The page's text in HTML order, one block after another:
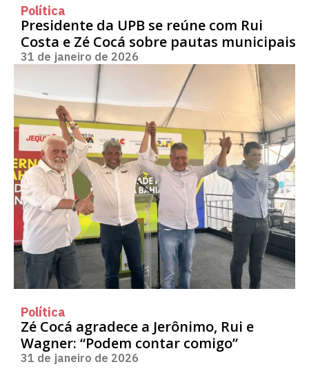
Política
Presidente da UPB se reúne com Rui
Costa e Zé Cocá sobre pautas municipais
31 de janeiro de 2026
Política
Zé Cocá agradece a Jerônimo, Rui e
Wagner: “Podem contar comigo”
31 de janeiro de 2026